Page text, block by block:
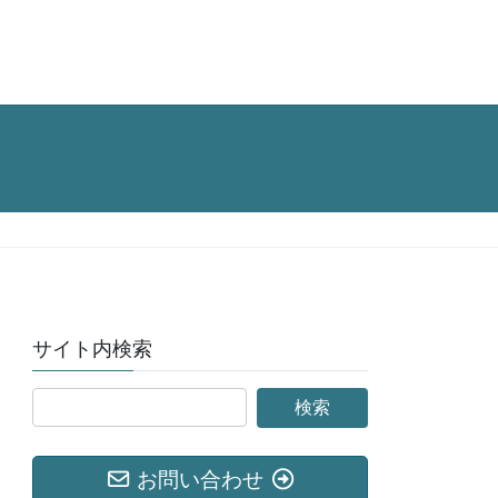
サイト内検索
お問い合わせ